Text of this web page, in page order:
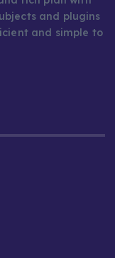
and plugins
and simple to